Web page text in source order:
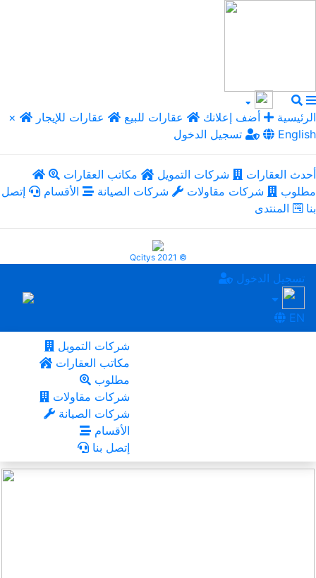
× الرئيسية أضف إعلانك عقارات للبيع
عقارات للإيجار
تسجيل الدخول
English
أحدث العقارات شركات التمويل
مكاتب العقارات
مطلوب
شركات مقاولات شركات الصيانة الأقسام
إتصل
بنا
المنتدى
Qcitys 2021 ©
تسجيل الدخول
EN
شركات التمويل
مكاتب العقارات
مطلوب
شركات مقاولات
شركات الصيانة
الأقسام
إتصل بنا